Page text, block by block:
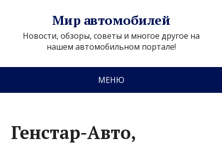
Мир автомобилей
Новости, обзоры, советы и многое другое на
нашем автомобильном портале!
МЕНЮ
Генстар-Авто,